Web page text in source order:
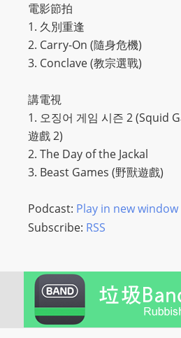
電影節拍
1. 久別重逢
2. Carry-On (隨身危機)
3. Conclave (教宗選戰)
講電視
1. 오징어 게임 시즌 2 (Squid
遊戲 2)
2. The Day of the Jackal
3. Beast Games (野獸遊戲)
Podcast: Play in new window
Subscribe: RSS